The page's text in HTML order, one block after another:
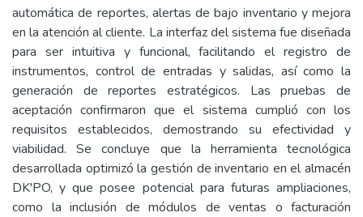
automática de reportes, alertas de bajo inventario y mejora
en la atención al cliente. La interfaz del sistema fue diseñada
para ser intuitiva y funcional, facilitando el registro de
instrumentos, control de entradas y salidas, así como la
generación de reportes estratégicos. Las pruebas de
aceptación confirmaron que el sistema cumplió con los
requisitos establecidos, demostrando su efectividad y
viabilidad. Se concluye que la herramienta tecnológica
desarrollada optimizó la gestión de inventario en el almacén
DK'PO, y que posee potencial para futuras ampliaciones,
como la inclusión de módulos de ventas o facturación